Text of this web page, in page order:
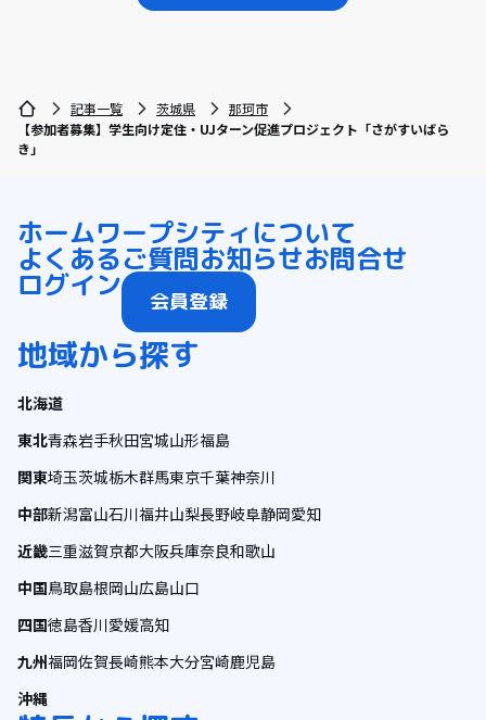
記事一覧 茨城県
那珂市
【参加者募集】学生向け定住・UJターン促進プロジェクト「さがすいばら
き」
ホームワープシティについて
よくあるご質問お知らせお問合せ
ログイン 会員登録
地域から探す
北海道
東北青森岩手秋田宮城山形福島
関東埼玉茨城栃木群馬東京千葉神奈川
中部新潟富山石川福井山梨長野岐阜静岡愛知
近畿三重滋賀京都大阪兵庫奈良和歌山
中国鳥取島根岡山広島山口
四国徳島香川愛媛高知
九州福岡佐賀長崎熊本大分宮崎鹿児島
沖縄